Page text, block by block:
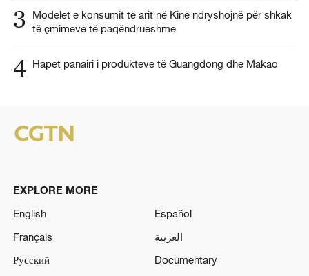
3
Modelet e konsumit të arit në Kinë ndryshojnë për shkak
të çmimeve të paqëndrueshme
4 Hapet panairi i produkteve të Guangdong dhe Makao
EXPLORE MORE
English
Español
Français
العربية
Русский
Documentary